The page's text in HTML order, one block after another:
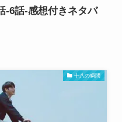
-6話-感想付きネタバ
十八の瞬間